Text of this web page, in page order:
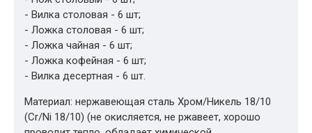
- Вилка столовая - 6 шт;
- Ложка столовая - 6 шт;
- Ложка чайная - 6 шт;
- Ложка кофейная - 6 шт;
- Вилка десертная - 6 шт.
Материал: нержавеющая сталь Хром/Никель 18/10
(Cr/Ni 18/10) (не окисляется, не ржавеет, хорошо